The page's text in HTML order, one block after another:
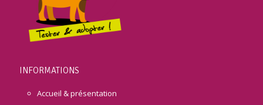
INFORMATIONS
Accueil & présentation